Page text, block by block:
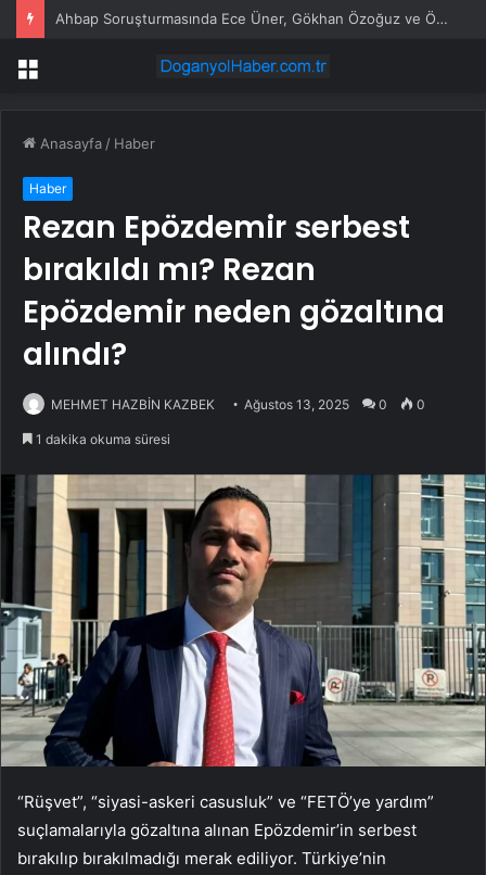
Ahbap Soruşturmasında Ece Üner, Gökhan Özoğuz ve Öykü Serter Tanık Olarak İfade Vermek Üzere Adliyeye Geldi
Menü
Anasayfa / Haber
Haber
Rezan Epözdemir serbest
bırakıldı mı? Rezan
Epözdemir neden gözaltına
alındı?
MEHMET HAZBİN KAZBEK Ağustos 13, 2025 0 0
1 dakika okuma süresi
“Rüşvet”, “siyasi-askeri casusluk” ve “FETÖ’ye yardım”
suçlamalarıyla gözaltına alınan Epözdemir’in serbest
bırakılıp bırakılmadığı merak ediliyor. Türkiye’nin